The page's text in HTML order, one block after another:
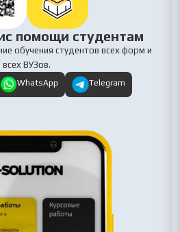
помощи студентам
обучения студентов всех форм и
всех ВУЗов.
WhatsApp Telegram